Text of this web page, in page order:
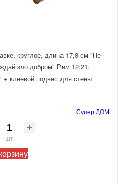
круглое, длина 17,8 см "Не
зло добром" Рим 12:21.
клеевой подвес для стены
Супер ДОМ
шт